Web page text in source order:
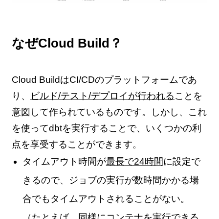
なぜCloud Build？
Cloud BuildはCI/CDのプラットフォームであ
り、
ビルド/テスト/デプロイが行われることを
意図して作られているものです。しかし、これ
を使ってdbtを実行することで、いくつかの利
点を享受することができます。
タイムアウト時間が最長で24時間に設定で
きるので、ジョブの実行が数時間かかる場
合でもタイムアウトされることがない。